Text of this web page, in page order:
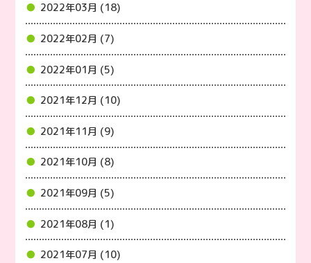
2022年03月 (18)
2022年02月 (7)
2022年01月 (5)
2021年12月 (10)
2021年11月 (9)
2021年10月 (8)
2021年09月 (5)
2021年08月 (1)
2021年07月 (10)